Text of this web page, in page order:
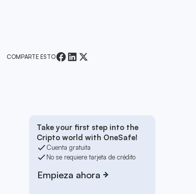
COMPARTE ESTO
Take your first step into the
Cripto world with OneSafe!
Cuenta gratuita
No se requiere tarjeta de crédito
Empieza ahora